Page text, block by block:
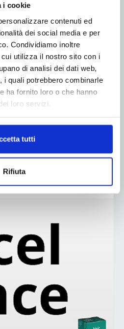
i cookie
contenuti ed
dei social media e per
Condividiamo inoltre
utilizza il nostro sito con i
di analisi dei dati web,
i quali potrebbero combinarle
ha fornito loro o che hanno
loro servizi.
tutti
Rifiuta
per mantenere le specifiche
lastre FLEXCEL NX,
nuove caratteristiche
che...